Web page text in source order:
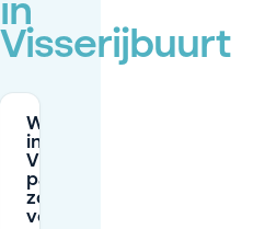
in
Visserijbuurt
Waar kan ik
in
Visserijbuurt
parkeren
zonder
vergunning?